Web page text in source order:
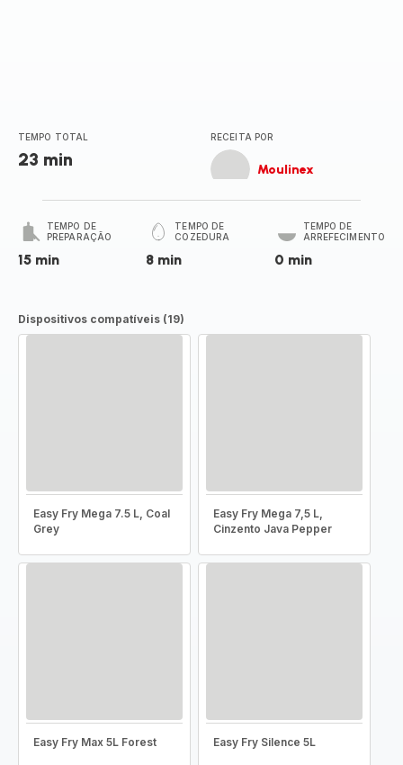
TEMPO TOTAL
23 min
RECEITA POR
Moulinex
TEMPO DE
PREPARAÇÃO
15 min
TEMPO DE
COZEDURA
8 min
TEMPO DE
ARREFECIMENTO
0 min
Dispositivos compatíveis (19)
Easy Fry Mega 7.5 L, Coal
Grey
Easy Fry Mega 7,5 L,
Cinzento Java Pepper
Easy Fry Max 5L Forest Easy Fry Silence 5L